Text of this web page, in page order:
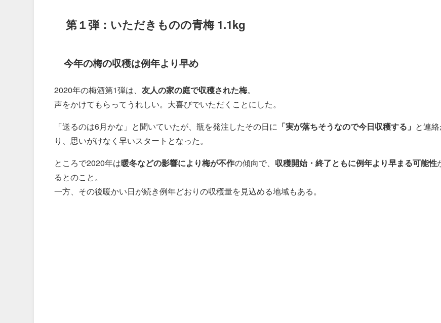
第１弾：いただきものの青梅 1.1kg
今年の梅の収穫は例年より早め
2020年の梅酒第1弾は、友人の家の庭で収穫された梅。
声をかけてもらってうれしい。大喜びでいただくことにした。
「送るのは6月かな」と聞いていたが、瓶を発注したその日に 「実が落ちそうなので今日収穫する」 と連
り、思いがけなく早いスタートとなった。
ところで2020年は暖冬などの影響により梅が不作の傾向で、 収穫開始・終了ともに例年より早まる可能性
るとのこと。
一方、その後暖かい日が続き例年どおりの収穫量を見込める地域もある。